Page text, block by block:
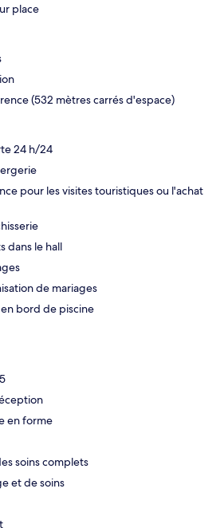
place
(532 mètres carrés d'espace)
24 h/24
pour les visites touristiques ou l'achat
dans le hall
de mariages
bord de piscine
en forme
soins complets
et de soins